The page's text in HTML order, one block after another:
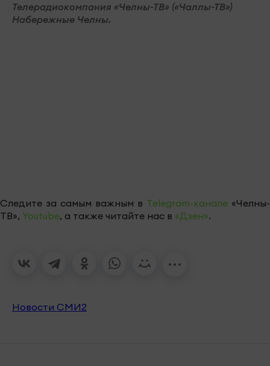
Телерадиокомпания «Челны-ТВ» («Чаллы-ТВ»)
Набережные Челны.
Следите за самым важным в Telegram-канале «Челны-
ТВ», Youtube, а также читайте нас в «Дзен».
Новости СМИ2